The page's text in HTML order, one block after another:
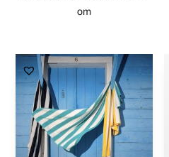
cena:
do
14.500,00 RSD
om